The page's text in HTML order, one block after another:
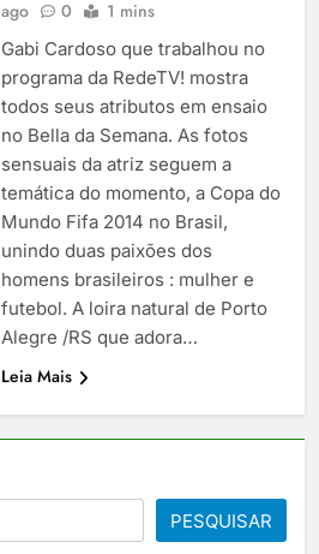
ago
0 1 mins
Gabi Cardoso que trabalhou no
programa da RedeTV! mostra
todos seus atributos em ensaio
no Bella da Semana. As fotos
sensuais da atriz seguem a
temática do momento, a Copa do
Mundo Fifa 2014 no Brasil,
unindo duas paixões dos
homens brasileiros : mulher e
futebol. A loira natural de Porto
Alegre /RS que adora…
Leia Mais
PESQUISAR